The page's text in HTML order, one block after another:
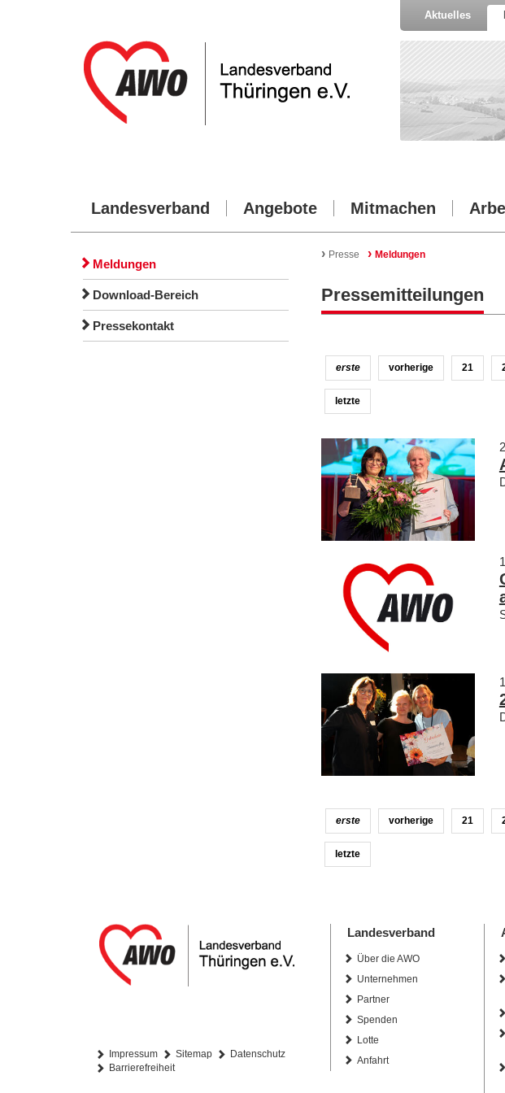
Aktuelles
Landesverband Angebote Mitmachen
Meldungen
Download-Bereich
Pressekontakt
› Presse › Meldungen
Pressemitteilungen
erste vorherige 21
letzte
erste vorherige 21
letzte
Impressum Sitemap
Datenschutz
Barrierefreiheit
Landesverband
Über die AWO
Unternehmen
Partner
Spenden
Lotte
Anfahrt